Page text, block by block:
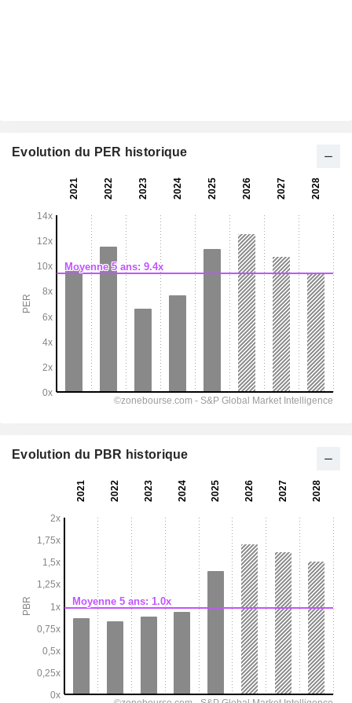
Evolution du PER historique
Evolution du PBR historique